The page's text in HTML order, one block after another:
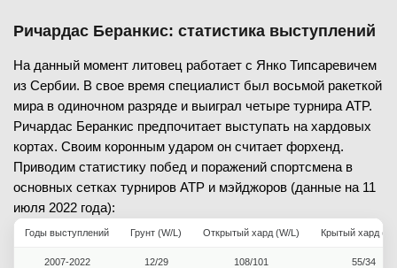
Ричардас Беранкис: статистика выступлений
На данный момент литовец работает с Янко Типсаревичем
из Сербии. В свое время специалист был восьмой ракеткой
мира в одиночном разряде и выиграл четыре турнира ATP.
Ричардас Беранкис предпочитает выступать на хардовых
кортах. Своим коронным ударом он считает форхенд.
Приводим статистику побед и поражений спортсмена в
основных сетках турниров ATP и мэйджоров (данные на 11
июля 2022 года):
Годы выступлений Грунт (W/L) Открытый хард (W/L) Крытый хард
2007-2022 12/29 108/101 55/34